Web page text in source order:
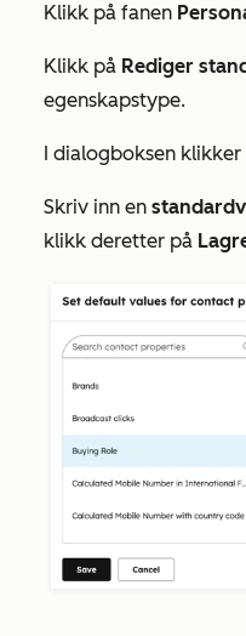
Klikk på fanen
Klikk på Rediger
egenskapstype.
I dialogboksen klikker
Skriv inn en
klikk deretter på